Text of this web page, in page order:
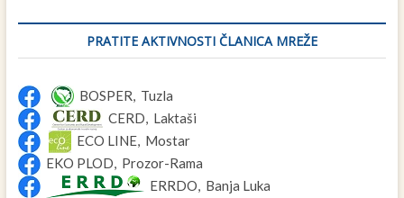
PRATITE AKTIVNOSTI ČLANICA MREŽE
BOSPER, Tuzla
CERD, Laktaši
ECO LINE, Mostar
EKO PLOD, Prozor-Rama
ERRDO, Banja Luka